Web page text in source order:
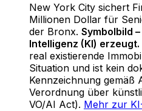
New York City sichert
Millionen Dollar für
der Bronx. Symbolbild
Intelligenz (KI) erzeugt.
real existierende
Situation und ist kein
Kennzeichnung gemäß
Verordnung über
VO/AI Act). Mehr zur